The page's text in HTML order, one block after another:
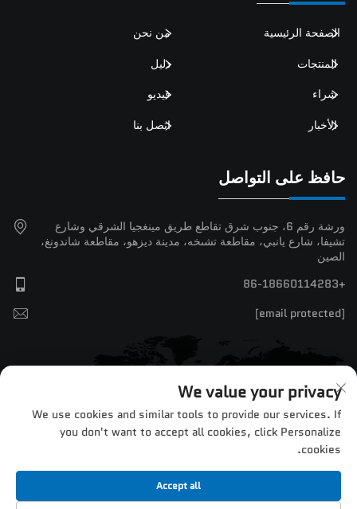
الصفحة الرئيسية
من نحن
المنتجات
دليل
شراء
فيديو
الأخبار
اتصل بنا
حافظ على التواصل
ورشة رقم 6، جنوب شرق تقاطع طريق مينغجيا الشرقي وشارع
تشيفا، شارع يانبي، مقاطعة تشىخه، مدينة ديزهو، مقاطعة شاندونغ،
الصين
+86-18660114283
[email protected]
حقوق الطبع والنشر © 2025 بواسطة شركة جينان تشنتو لمعدات التصنيع
We value your privacy
We use cookies and similar tools to provide our services. If
you don't want to accept all cookies, click Personalize
cookies.
Accept all